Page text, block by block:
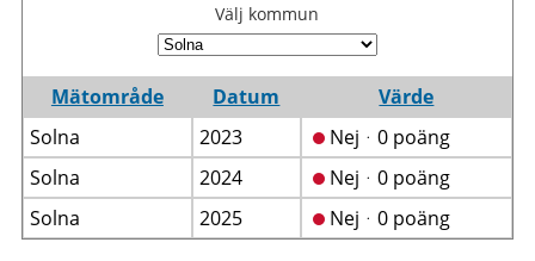
Välj kommun
Mätområde Datum
Värde
Solna
2023
Nejᆞ0 poäng
Solna
2024
Nejᆞ0 poäng
Solna
2025 Nejᆞ0 poäng